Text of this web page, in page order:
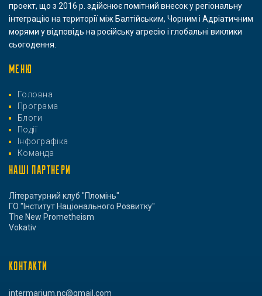
проект, що з 2016 р. здійснює помітний внесок у регіональну
інтеграцію на території між Балтійським, Чорним і Адріатичним
морями у відповідь на російську агресію і глобальні виклики
сьогодення.
МЕНЮ
Головна
Програма
Блоги
Події
Інфографіка
Команда
НАШІ ПАРТНЕРИ
Літературний клуб "Пломінь"
ГО "Інститут Національного Розвитку"
The New Prometheism
Vokativ
КОНТАКТИ
intermarium.nc@gmail.com